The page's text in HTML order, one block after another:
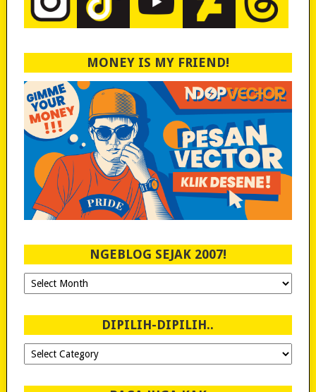
MONEY IS MY FRIEND!
NGEBLOG SEJAK 2007!
Ngeblog
Sejak
DIPILIH-DIPILIH..
Dipilih-
dipilih..